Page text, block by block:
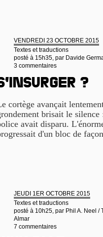
VENDREDI 23 OCTOBRE 2015
Textes et traductions
posté à 15h35, par Davide
3 commentaires
?
cortège avançait
brisait le silence
avait disparu.
d'un bloc de
JEUDI 1ER OCTOBRE 2015
Textes et traductions
posté à 10h25, par Phil A. Neel /
Almar
7 commentaires